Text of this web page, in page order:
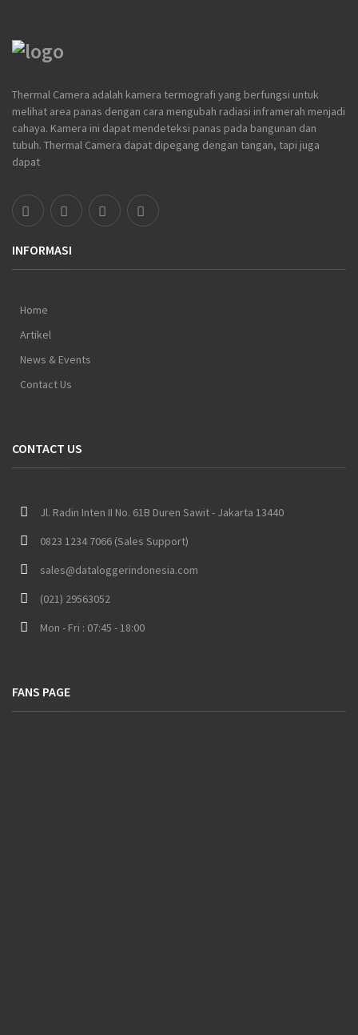
Thermal Camera adalah kamera termografi yang berfungsi untuk
melihat area panas dengan cara mengubah radiasi inframerah menjadi
cahaya. Kamera ini dapat mendeteksi panas pada bangunan dan
tubuh. Thermal Camera dapat dipegang dengan tangan, tapi juga
dapat
INFORMASI
Home
Artikel
News & Events
Contact Us
CONTACT US
Jl. Radin Inten II No. 61B Duren Sawit - Jakarta 13440
0823 1234 7066 (Sales Support)
sales@dataloggerindonesia.com
(021) 29563052
Mon - Fri : 07:45 - 18:00
FANS PAGE